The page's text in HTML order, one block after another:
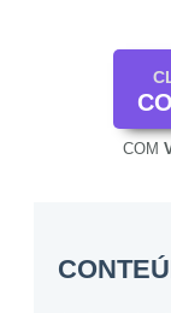
COM